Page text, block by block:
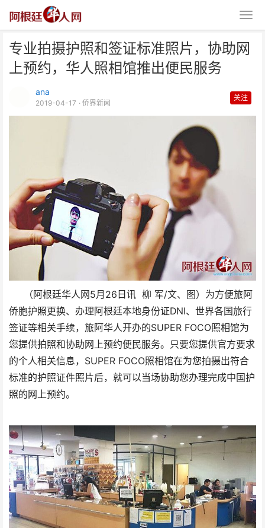
专业拍摄护照和签证标准照片，协助网
上预约，华人照相馆推出便民服务
ana
2019-04-17 · 侨界新闻
关注
（阿根廷华人网5月26日讯 柳 军/文、图）为方便旅阿
侨胞护照更换、办理阿根廷本地身份证DNI、世界各国旅行
签证等相关手续，旅阿华人开办的SUPER FOCO照相馆为
您提供拍照和协助网上预约便民服务。只要您提供官方要求
的个人相关信息，SUPER FOCO照相馆在为您拍摄出符合
标准的护照证件照片后，就可以当场协助您办理完成中国护
照的网上预约。
专业拍摄护照和签证标准照片，协